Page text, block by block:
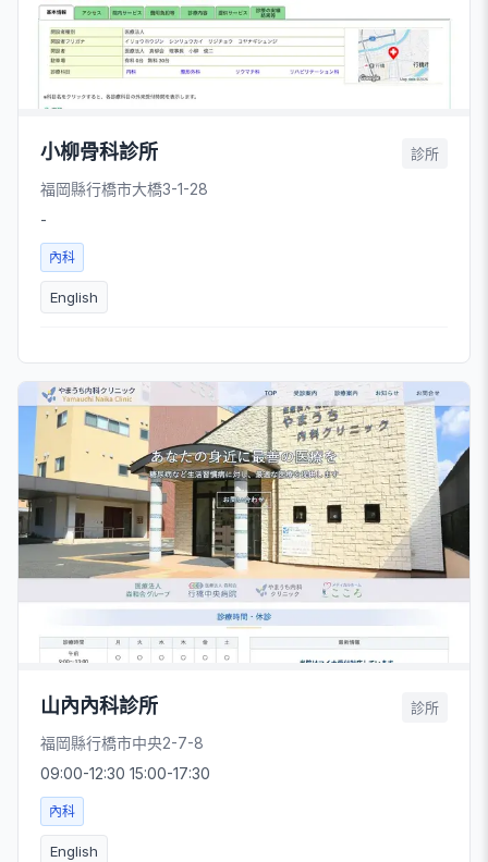
小柳骨科診所 診所
福岡縣行橋市大橋3-1-28
-
內科
English
山內內科診所 診所
福岡縣行橋市中央2-7-8
09:00-12:30 15:00-17:30
內科
English